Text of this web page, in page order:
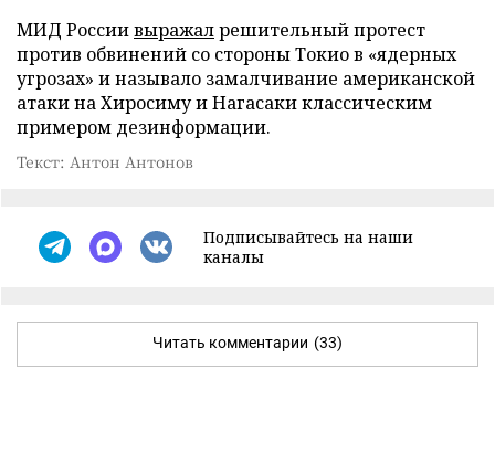
МИД Россиивыражалрешительный протест
против обвинений со стороны Токио в «ядерных
угрозах» и называло замалчивание американской
атаки на Хиросиму и Нагасаки классическим
примером дезинформации.
Текст: Антон Антонов
Подписывайтесь на наши
каналы
Читать комментарии (33)